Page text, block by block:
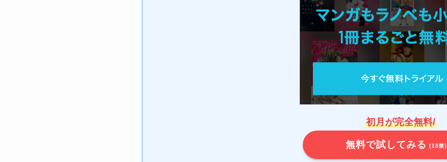
初月が完全無料/
無料で試してみる (18禁)